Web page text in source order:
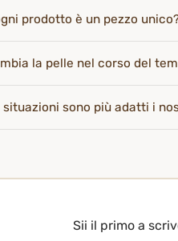
prodotto è un pezzo
la pelle nel corso del
situazioni sono più adatti i
Sii il primo a